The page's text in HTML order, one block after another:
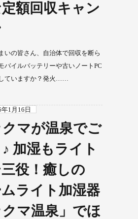
額回収キャン
いの皆さん、自治体で回収を断ら
バイルバッテリーや古いノートPC
ていますか？発火……
1月16日
クマが温泉でご
加湿もライト
役！癒しの
ムライト加湿器
クマ温泉」でほ